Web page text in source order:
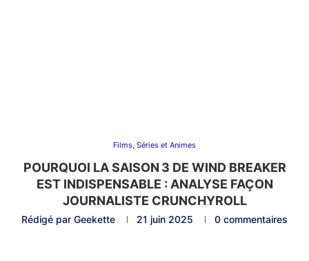
Films, Séries et Animes
POURQUOI LA SAISON 3 DE WIND BREAKER
EST INDISPENSABLE : ANALYSE FAÇON
JOURNALISTE CRUNCHYROLL
Rédigé par Geekette 21 juin 2025 0 commentaires